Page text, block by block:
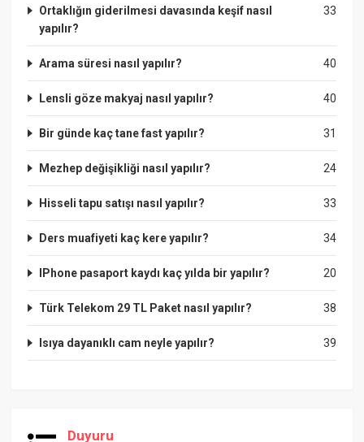
33
Ortaklığın giderilmesi davasında keşif nasıl
yapılır?
40
Arama süresi nasıl yapılır?
40
Lensli göze makyaj nasıl yapılır?
31
Bir günde kaç tane fast yapılır?
24
Mezhep değişikliği nasıl yapılır?
33
Hisseli tapu satışı nasıl yapılır?
34
Ders muafiyeti kaç kere yapılır?
20
IPhone pasaport kaydı kaç yılda bir yapılır?
38
Türk Telekom 29 TL Paket nasıl yapılır?
39
Isıya dayanıklı cam neyle yapılır?
Duyuru